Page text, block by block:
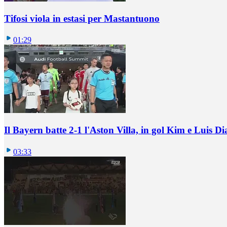
Tifosi viola in estasi per Mastantuono
01:29
Il Bayern batte 2-1 l'Aston Villa, in gol Kim e Luis
03:33